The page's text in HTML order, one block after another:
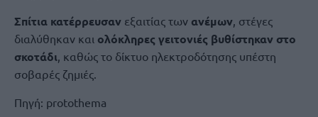
Σπίτια κατέρρευσαν εξαιτίας των ανέμων, στέγες
διαλύθηκαν και ολόκληρες γειτονιές βυθίστηκαν στο
σκοτάδι, καθώς το δίκτυο ηλεκτροδότησης υπέστη
σοβαρές ζημιές.
Πηγή: protothema